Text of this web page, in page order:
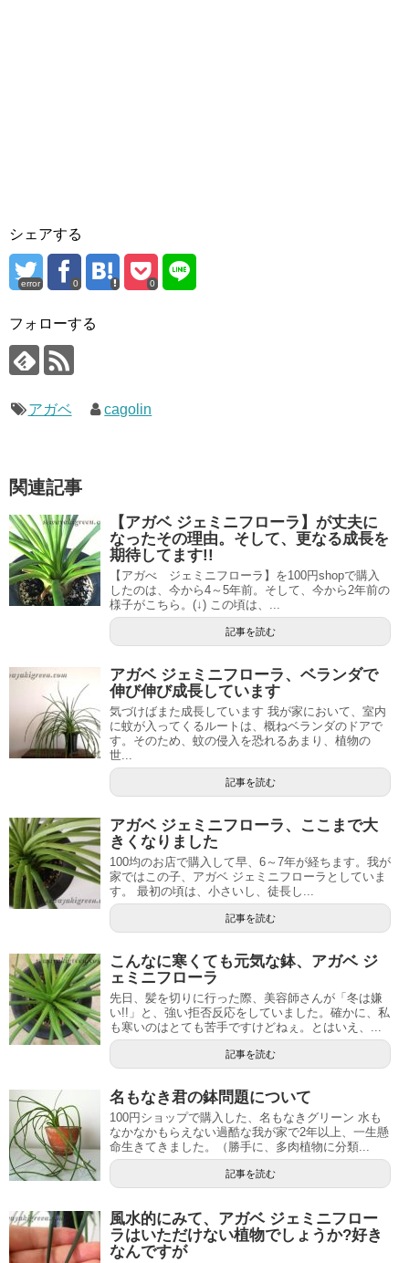
シェアする
error 0 0
フォローする
アガベ cagolin
関連記事
【アガベ ジェミニフローラ】が丈夫に
なったその理由。そして、更なる成長を
期待してます!!
【アガべ ジェミニフローラ】を100円shopで購入
したのは、今から4～5年前。そして、今から2年前の
様子がこちら。(↓) この頃は、...
記事を読む
アガベ ジェミニフローラ、ベランダで
伸び伸び成長しています
気づけばまた成長しています 我が家において、室内
に蚊が入ってくるルートは、概ねベランダのドアで
す。そのため、蚊の侵入を恐れるあまり、植物の
世...
記事を読む
アガベ ジェミニフローラ、ここまで大
きくなりました
100均のお店で購入して早、6～7年が経ちます。我が
家ではこの子、アガベ ジェミニフローラとしていま
す。 最初の頃は、小さいし、徒長し...
記事を読む
こんなに寒くても元気な鉢、アガベ ジ
ェミニフローラ
先日、髪を切りに行った際、美容師さんが「冬は嫌
い!!」と、強い拒否反応をしていました。確かに、私
も寒いのはとても苦手ですけどねぇ。とはいえ、...
記事を読む
名もなき君の鉢問題について
100円ショップで購入した、名もなきグリーン 水も
なかなかもらえない過酷な我が家で2年以上、一生懸
命生きてきました。（勝手に、多肉植物に分類...
記事を読む
風水的にみて、アガベ ジェミニフロー
ラはいただけない植物でしょうか?好き
なんですが